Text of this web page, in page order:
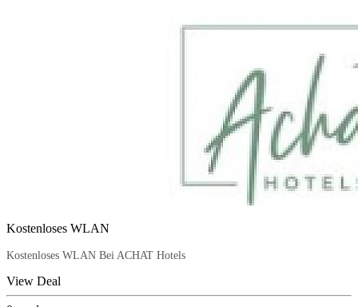
Kostenloses WLAN
Kostenloses WLAN Bei ACHAT Hotels
View Deal